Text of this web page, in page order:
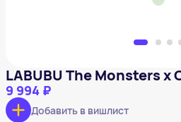
LABUBU The Monsters x
9 994 ₽
Добавить в вишлист